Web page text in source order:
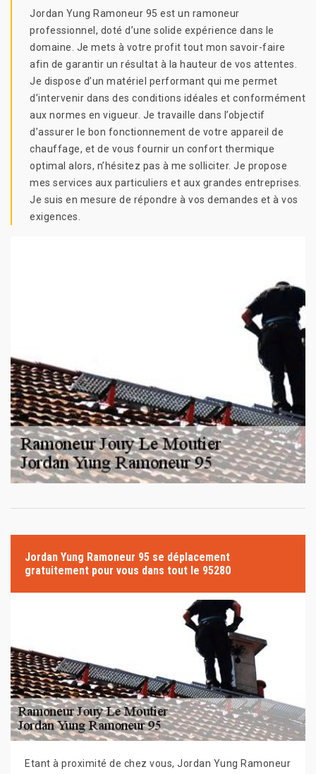
Jordan Yung Ramoneur 95 est un ramoneur
professionnel, doté d’une solide expérience dans le
domaine. Je mets à votre profit tout mon savoir-faire
afin de garantir un résultat à la hauteur de vos attentes.
Je dispose d’un matériel performant qui me permet
d’intervenir dans des conditions idéales et conformément
aux normes en vigueur. Je travaille dans l’objectif
d’assurer le bon fonctionnement de votre appareil de
chauffage, et de vous fournir un confort thermique
optimal alors, n’hésitez pas à me solliciter. Je propose
mes services aux particuliers et aux grandes entreprises.
Je suis en mesure de répondre à vos demandes et à vos
exigences.
Jordan Yung Ramoneur 95 se déplacement
gratuitement pour vous dans tout le 95280
Etant à proximité de chez vous, Jordan Yung Ramoneur